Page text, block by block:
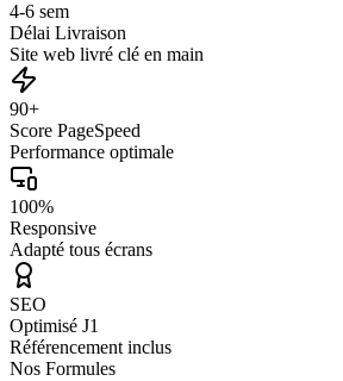
4-6 sem
Délai Livraison
Site web livré clé en main
90+
Score PageSpeed
Performance optimale
100%
Responsive
Adapté tous écrans
SEO
Optimisé J1
Référencement inclus
Nos Formules